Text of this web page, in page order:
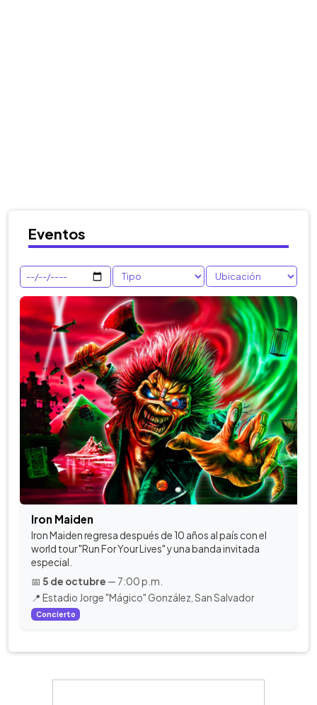
Eventos
Iron Maiden
Iron Maiden regresa después de 10 años al país con el
world tour "Run For Your Lives" y una banda invitada
especial.
📅 5 de octubre — 7:00 p.m.
📍 Estadio Jorge "Mágico" González, San Salvador
Concierto